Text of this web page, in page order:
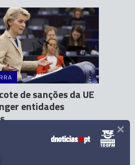
de sanções da UE
entidades
×